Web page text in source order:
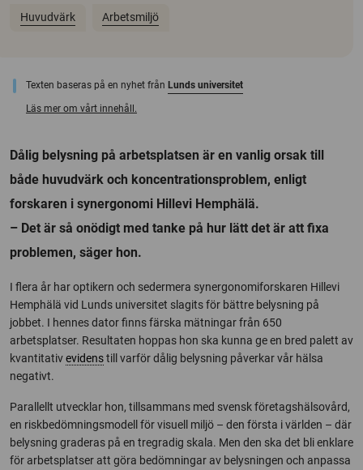
Huvudvärk Arbetsmiljö
Texten baseras på en nyhet från Lunds universitet
Läs mer om vårt innehåll.
Dålig belysning på arbetsplatsen är en vanlig orsak till
både huvudvärk och koncentrationsproblem, enligt
forskaren i synergonomi Hillevi Hemphälä.
– Det är så onödigt med tanke på hur lätt det är att fixa
problemen, säger hon.
I flera år har optikern och sedermera syn­ergonomiforskaren Hillevi
Hemphälä vid Lunds universitet slagits för bättre belysning på
jobbet. I hennes dator finns färska mätningar från 650
arbetsplatser. Resultaten hoppas hon ska kunna ge en bred palett av
kvantitativevidenstill varför dålig belysning påverkar vår hälsa
negativt.
Parallellt utvecklar hon, tillsammans med svensk företagshälsovård,
en riskbedömningsmodell för visuell miljö – den första i världen – där
belysning graderas på en tregradig skala. Men den ska det bli enklare
för arbetsplatser att göra bedömningar av belysningen och anpassa